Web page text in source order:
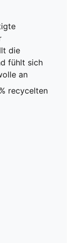
die
fühlt sich
an
recycelten